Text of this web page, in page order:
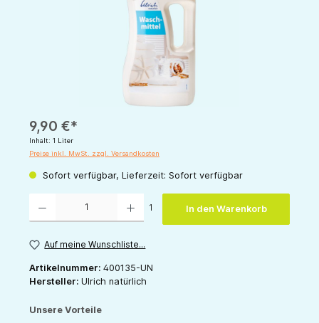
9,90 €*
Inhalt: 1 Liter
Preise inkl. MwSt. zzgl. Versandkosten
Sofort verfügbar, Lieferzeit: Sofort verfügbar
1 In den Warenkorb
Auf meine Wunschliste...
Artikelnummer: 400135-UN
Hersteller: Ulrich natürlich
Unsere Vorteile